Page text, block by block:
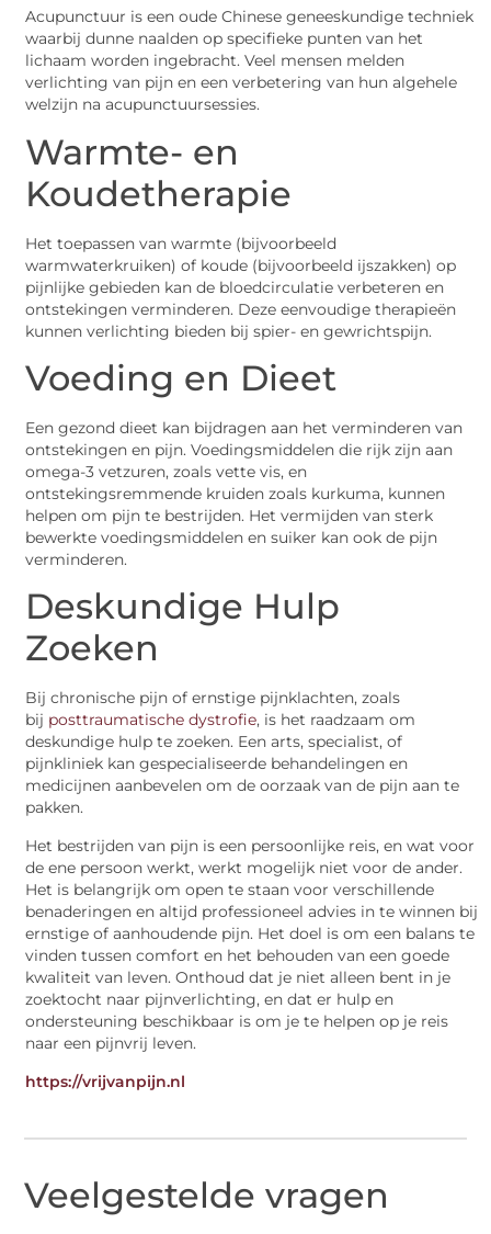
Acupunctuur is een oude Chinese geneeskundige techniek
waarbij dunne naalden op specifieke punten van het
lichaam worden ingebracht. Veel mensen melden
verlichting van pijn en een verbetering van hun algehele
welzijn na acupunctuursessies.
Warmte- en
Koudetherapie
Het toepassen van warmte (bijvoorbeeld
warmwaterkruiken) of koude (bijvoorbeeld ijszakken) op
pijnlijke gebieden kan de bloedcirculatie verbeteren en
ontstekingen verminderen. Deze eenvoudige therapieën
kunnen verlichting bieden bij spier- en gewrichtspijn.
Voeding en Dieet
Een gezond dieet kan bijdragen aan het verminderen van
ontstekingen en pijn. Voedingsmiddelen die rijk zijn aan
omega-3 vetzuren, zoals vette vis, en
ontstekingsremmende kruiden zoals kurkuma, kunnen
helpen om pijn te bestrijden. Het vermijden van sterk
bewerkte voedingsmiddelen en suiker kan ook de pijn
verminderen.
Deskundige Hulp
Zoeken
Bij chronische pijn of ernstige pijnklachten, zoals
bij posttraumatische dystrofie, is het raadzaam om
deskundige hulp te zoeken. Een arts, specialist, of
pijnkliniek kan gespecialiseerde behandelingen en
medicijnen aanbevelen om de oorzaak van de pijn aan te
pakken.
Het bestrijden van pijn is een persoonlijke reis, en wat voor
de ene persoon werkt, werkt mogelijk niet voor de ander.
Het is belangrijk om open te staan voor verschillende
benaderingen en altijd professioneel advies in te winnen bij
ernstige of aanhoudende pijn. Het doel is om een balans te
vinden tussen comfort en het behouden van een goede
kwaliteit van leven. Onthoud dat je niet alleen bent in je
zoektocht naar pijnverlichting, en dat er hulp en
ondersteuning beschikbaar is om je te helpen op je reis
naar een pijnvrij leven.
https://vrijvanpijn.nl
Veelgestelde vragen